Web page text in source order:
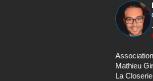
Mathieu
La Closerie